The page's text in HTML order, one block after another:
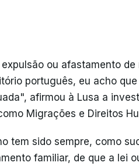
ou afastamento
português, eu acho
afirmou à Lusa a
Migrações e Direitos
tem sido sempre, como
familiar, de que a lei